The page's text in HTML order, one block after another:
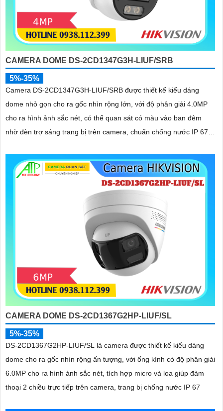
CAMERA DOME DS-2CD1347G3H-LIUF/SRB
5%-35%
Camera DS-2CD1347G3H-LIUF/SRB được thiết kế kiểu dáng
dome nhỏ gọn cho ra gốc nhìn rộng lớn, với độ phân giải 4.0MP
cho ra hình ảnh sắc nét, có thể quan sát có màu vào ban đêm
nhờ đèn trợ sáng trang bị trên camera, chuẩn chống nước IP 67,
CAMERA DOME DS-2CD1367G2HP-LIUF/SL
5%-35%
DS-2CD1367G2HP-LIUF/SL là camera được thiết kế kiểu dáng
dome cho ra gốc nhìn rộng ấn tượng, với ống kính có độ phân giải
6.0MP cho ra hình ảnh sắc nét, tích hợp micro và loa giúp đàm
thoại 2 chiều trực tiếp trên camera, trang bị chống nước IP 67